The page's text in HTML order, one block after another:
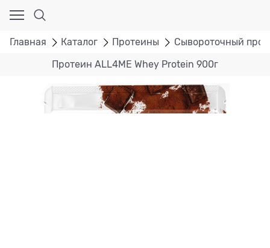
Главная Каталог Протеины Сывороточный
Протеин ALL4ME Whey Protein 900г